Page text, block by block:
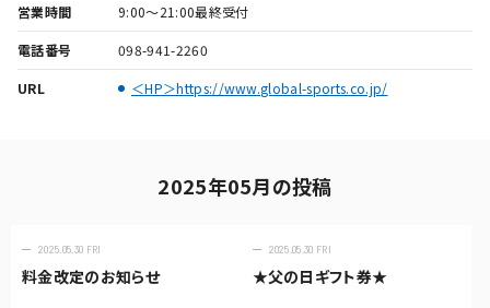
営業時間 9:00～21:00最終受付
電話番号 098-941-2260
URL ＜HP＞https://www.global-sports.co.jp/
2025年05月の投稿
2025.05.30 FRI
料金改定のお知らせ
2025.05.30 FRI
★父の日ギフト券★